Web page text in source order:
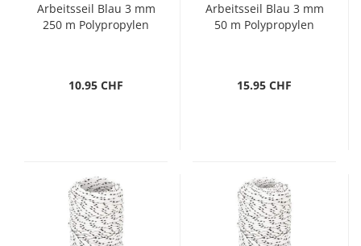
Arbeitsseil Blau 3 mm
250 m Polypropylen
10.95 CHF
Arbeitsseil Blau 3 mm
50 m Polypropylen
15.95 CHF